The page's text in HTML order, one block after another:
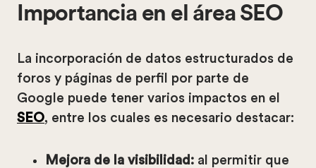
Importancia en el área SEO
La incorporación de datos estructurados de
foros y páginas de perfil por parte de
Google puede tener varios impactos en el
SEO, entre los cuales es necesario destacar:
Mejora de la visibilidad: al permitir que